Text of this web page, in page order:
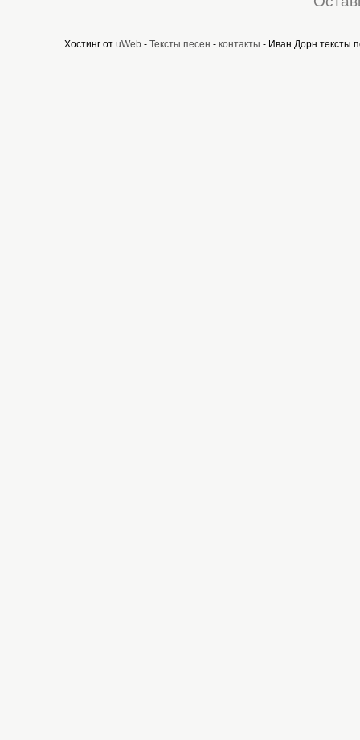
Хостинг от uWeb - Тексты песен - контакты - Иван Дорн тексты